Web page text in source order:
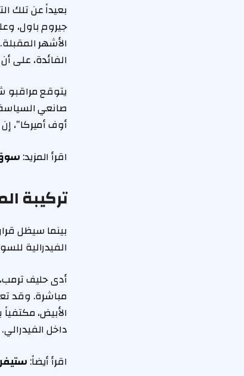
بعيداً عن تلك
جيروم باول،
الأشهر
الفائدة، على
يتوقع مراقبو
صانعي
أوف أميركا”،
اقرأ المزيد:
تركيبة
بينما سيظل
الفيدرالية
أدى حليف
مباشرة. وقد
الأبيض،
داخل الفيدرالي.
اقرأ أيضاً: